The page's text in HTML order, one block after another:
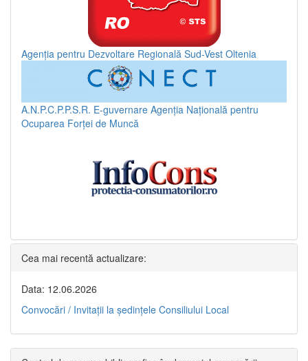
Agenția pentru Dezvoltare Regională Sud-Vest Oltenia
A.N.P.C.P.P.S.R. E-guvernare Agenția Națională pentru
Ocuparea Forței de Muncă
Cea mai recentă actualizare:
Data: 12.06.2026
Convocări / Invitaţii la şedinţele Consiliului Local